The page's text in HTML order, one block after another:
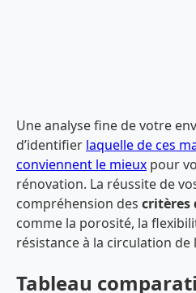
Une analyse fine de votre
d’identifier laquelle de ces
conviennent le mieux pour
rénovation. La réussite de
compréhension des critères
comme la porosité, la
résistance à la circulation de
Tableau